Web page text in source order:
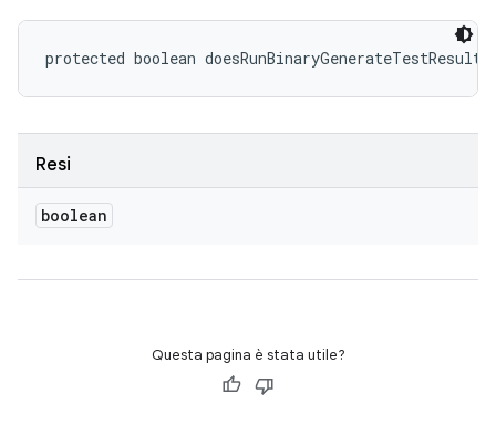
protected boolean
Resi
boolean
Questa pagina è stata utile?